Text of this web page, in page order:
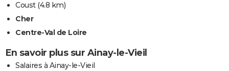
Coust(4.8 km)
Cher
Centre-Val de Loire
En savoir plus sur Ainay-le-Vieil
Salaires à Ainay-le-Vieil